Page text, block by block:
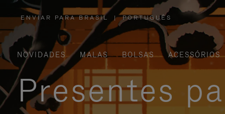
ENVIAR PARA BRASIL
,
POR
FAVOR,
SELECIONE
SUA
LOCALIZAÇÃO
| PORTUGUÊS
NOVIDADES MALAS BOLSAS ACESSÓRIOS
Presentes